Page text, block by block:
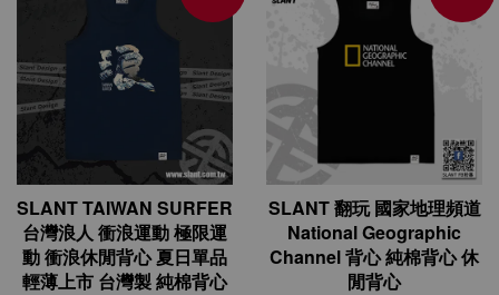
SLANT TAIWAN SURFER
台灣浪人 衝浪運動 極限運
動 衝浪休閒背心 夏日單品
輕薄上市 台灣製 純棉背心
SLANT 翻玩 國家地理頻道
National Geographic
Channel 背心 純棉背心 休
閒背心